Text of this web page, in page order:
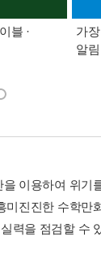
블 ·
가
알
이용하여 위기
진진한 수학만
력을 점검할 수